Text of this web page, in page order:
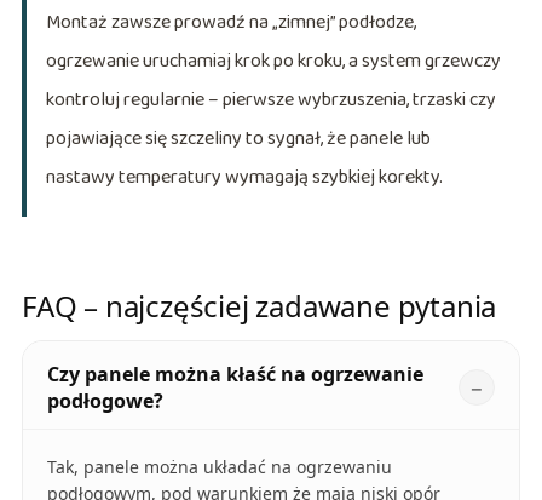
Montaż zawsze prowadź na „zimnej” podłodze,
ogrzewanie uruchamiaj krok po kroku, a system grzewczy
kontroluj regularnie – pierwsze wybrzuszenia, trzaski czy
pojawiające się szczeliny to sygnał, że panele lub
nastawy temperatury wymagają szybkiej korekty.
FAQ – najczęściej zadawane pytania
Czy panele można kłaść na ogrzewanie
podłogowe?
Tak, panele można układać na ogrzewaniu
podłogowym, pod warunkiem że mają niski opór